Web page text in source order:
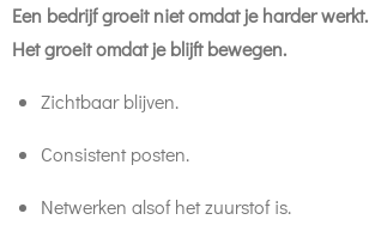
Een bedrijf groeit niet omdat je harder werkt.
Het groeit omdat je blijft bewegen.
Zichtbaar blijven.
Consistent posten.
Netwerken alsof het zuurstof is.